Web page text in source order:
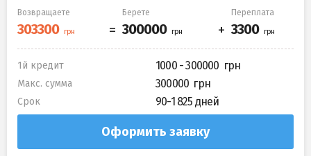
Возвращаете Берете Переплата
1й кредит 1000 - 300000
Макс. сумма 300000
Срок 90-1 825 дней
Оформить заявку